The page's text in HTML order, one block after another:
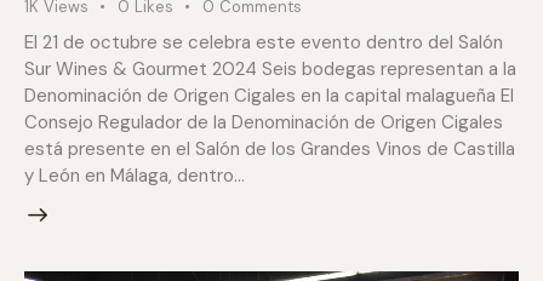
1K Views 0 Likes 0 Comments
El 21 de octubre se celebra este evento dentro del Salón
Sur Wines & Gourmet 2024 Seis bodegas representan a la
Denominación de Origen Cigales en la capital malagueña El
Consejo Regulador de la Denominación de Origen Cigales
está presente en el Salón de los Grandes Vinos de Castilla
y León en Málaga, dentro…